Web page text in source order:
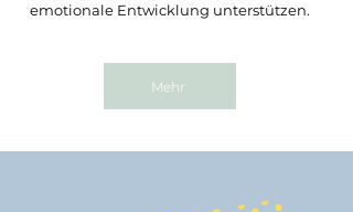
emotionale Entwicklung unterstützen.
Mehr